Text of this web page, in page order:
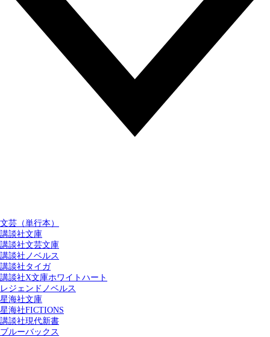
文芸（単行本）
講談社文庫
講談社文芸文庫
講談社ノベルス
講談社タイガ
講談社X文庫ホワイトハート
レジェンドノベルス
星海社文庫
星海社FICTIONS
講談社現代新書
ブルーバックス